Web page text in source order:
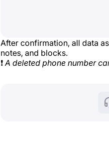
After confirmation, all data
notes, and blocks.
❗A deleted phone number